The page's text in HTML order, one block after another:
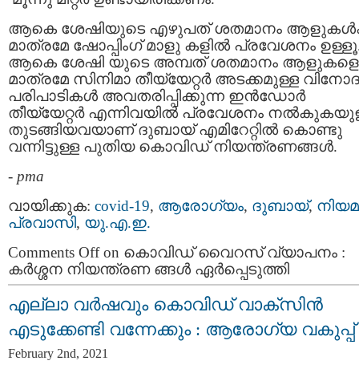
ആകെ ശേഷിയുടെ എഴുപത് ശതമാനം
മാത്രമേ ഷോപ്പിംഗ്‌ മാളു കളില്‍ പ്രവേശനം
ആകെ ശേഷി യുടെ അമ്പത് ശതമാനം ആളുകളെ
മാത്രമേ സിനിമാ തീയ്യേറ്റര്‍ അടക്കമുള്ള വിനോദ
പരിപാടികള്‍ അവതരിപ്പിക്കുന്ന ഇന്‍ഡോര്‍
തീയ്യേറ്റര്‍ എന്നിവയില്‍ പ്രവേശനം
തുടങ്ങിയവയാണ് ദുബായ് എമിറേറ്റില്‍ കൊണ്ടു
വന്നിട്ടുള്ള പുതിയ കൊവിഡ് നിയന്ത്രണങ്ങള്‍.
- pma
വായിക്കുക: covid-19, ആരോഗ്യം, ദുബായ്‌,
പ്രവാസി, യു.എ.ഇ.
Comments Offon കൊവിഡ് വൈറസ് വ്യാപനം :
കര്‍ശ്ശന നിയന്ത്രണ ങ്ങള്‍ ഏര്‍പ്പെടുത്തി
എല്ലാ വർഷവും കൊവിഡ് വാക്സിന്‍
എടുക്കേണ്ടി വന്നേക്കും : ആരോഗ്യ വകുപ്പ്
February 2nd, 2021